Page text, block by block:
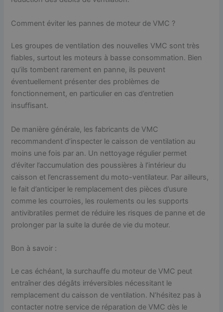
Comment éviter les pannes de moteur de VMC ?
Les groupes de ventilation des nouvelles VMC sont très
fiables, surtout les moteurs à basse consommation. Bien
qu’ils tombent rarement en panne, ils peuvent
éventuellement présenter des problèmes de
fonctionnement, en particulier en cas d’entretien
insuffisant.
De manière générale, les fabricants de VMC
recommandent d’inspecter le caisson de ventilation au
moins une fois par an. Un nettoyage régulier permet
d’éviter l’accumulation des poussières à l’intérieur du
caisson et l’encrassement du moto-ventilateur. Par ailleurs,
le fait d’anticiper le remplacement des pièces d’usure
comme les courroies, les roulements ou les supports
antivibratiles permet de réduire les risques de panne et de
prolonger par la suite la durée de vie du moteur.
Bon à savoir :
Le cas échéant, la surchauffe du moteur de VMC peut
entraîner des dégâts irréversibles nécessitant le
remplacement du caisson de ventilation. N’hésitez pas à
contacter notre service de réparation de VMC dès le